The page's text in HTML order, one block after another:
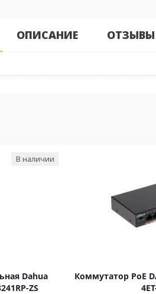
ОПИСАНИЕ ОТЗЫВЫ
Dahua
ZS
В наличии
Коммутатор PoE